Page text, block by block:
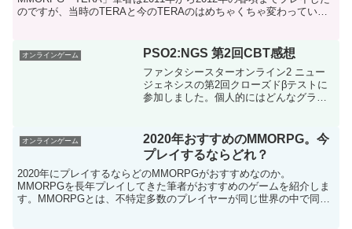
のですが、当時のTERAと今のTERAのはめちゃくちゃ変わっていま
オンラインゲーム PSO2:NGS 第2回CBT感想
ファンタシースターオンライン2 ニュー
ジェネシスの第2回クローズドβテストに
参加しました。個人的にはどんなグラフ
ョンの設定があるのが少し驚きました。
RTX 2070 S...
オンラインゲーム
2020年おすすめのMMORPG。今
プレイするならどれ？
2020年にプレイするならどのMMORPGがおすすめなのか。
MMORPGを長年プレイしてきた筆者がおすすめのゲームを紹介しま
す。MMORPGとは、不特定多数のプレイヤーが同じ世界の中で同時